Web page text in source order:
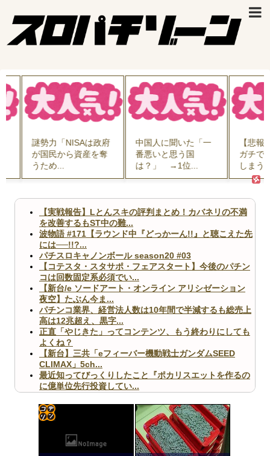
力「NISAは政府
民から資産を奪
中国人に聞いた「一
番悪いと思う国
は？」 →1位...
【悲報】木村拓哉
ガチで被害に遭っ
しまう・・...
【実戦報告】Lとんスキの評判まとめ！カバネリの不満
を改善するもST中の難...
波物語 #171【ラウンド中『どっかーん!!』と聴こえた先
には──!!?...
パチスロキャノンボール season20 #03
【コテスタ・スタサポ・フェアスタート】今後のパチン
コは回数固定系必須でい...
【新台/e ソードアート・オンライン アリシゼーション
夜空】たぶん今ま...
パチンコ業界、経営法人数は10年間で半減するも総売上
高は12兆超え、黒字...
正直「やじきた」ってコンテンツ、もう終わりにしても
よくね？
【新台】三共「eフィーバー機動戦士ガンダムSEED
CLIMAX」5ch...
最近知ってびっくりしたこと『ポカリスエットを作るの
に億単位先行投資してい...
ますｗ」←これどうす...
【閲覧注意】俺が近くにいると機械が壊れるんだけどさ
【画像】ペプシコーラ社、「こういうのでいいんだよ」
な新商品を発売